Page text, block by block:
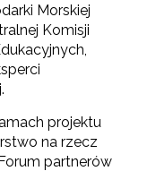
Morskiej
Komisji
projektu
na rzecz
partnerów